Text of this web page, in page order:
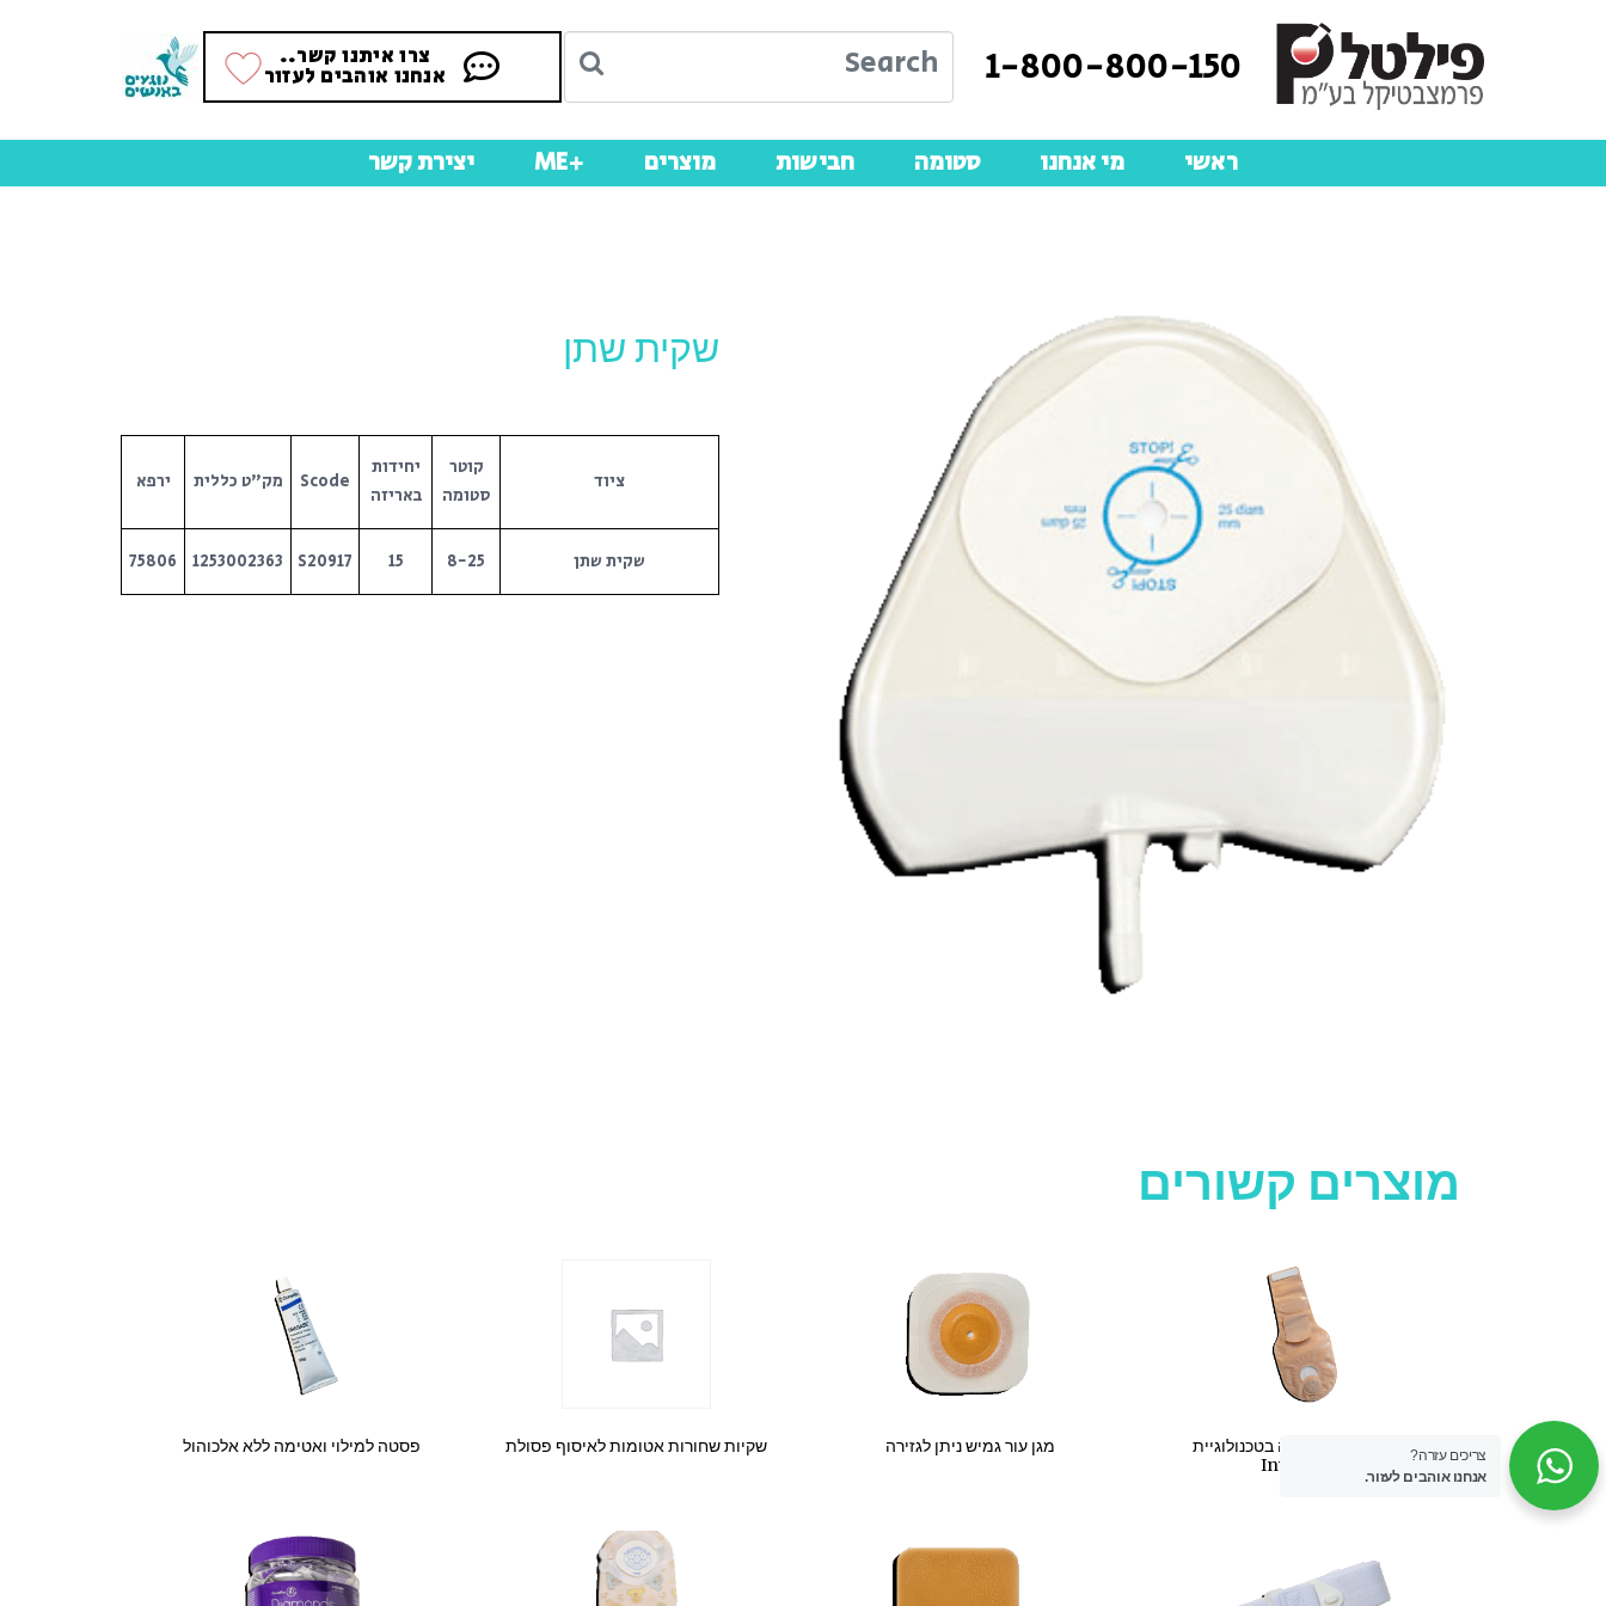
1-800-800-150 צרו איתנו קשר..
אנחנו אוהבים לעזור
ראשי מי אנחנו סטומה חבישות מוצרים +ME יצירת קשר
שקית שתן
ציוד
קוטר
סטומה
יחידות
באריזה
Scode מק"ט כללית ירפא
שקית שתן 8-25
15
S20917
1253002363
75806
מוצרים קשורים
שקית פתוחה, סגירה בטכנולוגיית
Invisiclose
מגן עור גמיש ניתן לגזירה שקיות שחורות אטומות לאיסוף פסולת פסטה למילוי ואטימה ללא אלכוהול
צריכים עזרה?
אנחנו אוהבים לעזור.